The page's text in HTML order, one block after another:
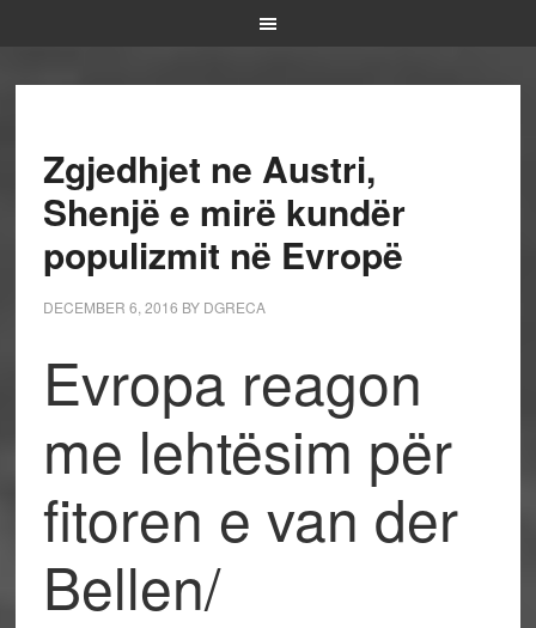
Zgjedhjet ne Austri,
Shenjë e mirë kundër
populizmit në Evropë
DECEMBER 6, 2016 BY DGRECA
Evropa reagon
me lehtësim për
fitoren e van der
Bellen/